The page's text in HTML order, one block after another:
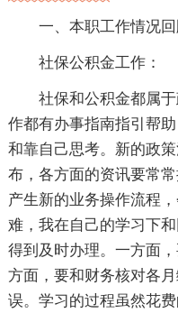
一、本职工作情况
社保公积金工作：
社保和公积金都属
作都有办事指南指引帮
和靠自己思考。新的政
布，各方面的资讯要常
产生新的业务操作流程
难，我在自己的学习下
得到及时办理。一方面
方面，要和财务核对各
误。学习的过程虽然花